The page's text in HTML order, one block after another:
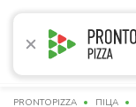
Акції Піца
PRONTOPIZZA ПІЦА